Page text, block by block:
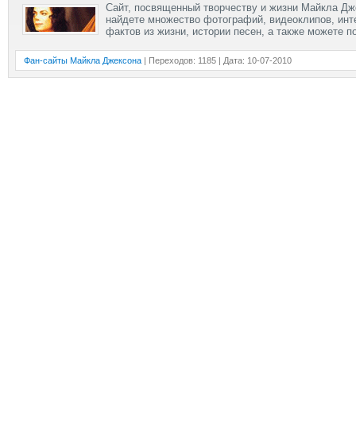
Сайт, посвященный творчеству и жизни Майкла
найдете множество фотографий, видеоклипов,
фактов из жизни, истории песен, а также можете
Фан-сайты Майкла Джексона | Переходов: 1185 | Дата: 10-07-2010